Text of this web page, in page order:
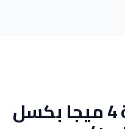
كاميرا مراقبة IP هيكفيجين خارجية 4 ميجا بكسل